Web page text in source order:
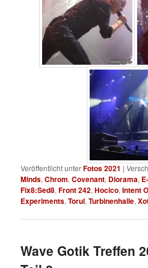
Veröffentlicht unterFotos 2021 |
Minds,Chrom,Covenant, Diorama,
Fix8:Sed8,Front 242,Hocico,Intent
Experiments,Torul,Turbinenhalle,
Wave Gotik Treffen